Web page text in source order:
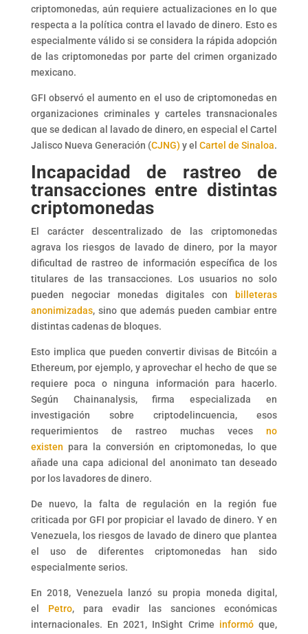
criptomonedas, aún requiere actualizaciones en lo que
respecta a la política contra el lavado de dinero. Esto es
especialmente válido si se considera la rápida adopción
de las criptomonedas por parte del crimen organizado
mexicano.
GFI observó el aumento en el uso de criptomonedas en
organizaciones criminales y carteles transnacionales
que se dedican al lavado de dinero, en especial el Cartel
Jalisco Nueva Generación (CJNG) y el Cartel de Sinaloa.
Incapacidad de rastreo de
transacciones entre distintas
criptomonedas
El carácter descentralizado de las criptomonedas
agrava los riesgos de lavado de dinero, por la mayor
dificultad de rastreo de información específica de los
titulares de las transacciones. Los usuarios no solo
pueden negociar monedas digitales con
billeteras
anonimizadas, sino que además pueden cambiar entre
distintas cadenas de bloques.
Esto implica que pueden convertir divisas de Bitcóin a
Ethereum, por ejemplo, y aprovechar el hecho de que se
requiere poca o ninguna información para hacerlo.
Según Chainanalysis, firma especializada en
investigación sobre criptodelincuencia, esos
requerimientos de rastreo muchas vecesno
existen para la conversión en criptomonedas, lo que
añade una capa adicional del anonimato tan deseado
por los lavadores de dinero.
De nuevo, la falta de regulación en la región fue
criticada por GFI por propiciar el lavado de dinero. Y en
Venezuela, los riesgos de lavado de dinero que plantea
el uso de diferentes criptomonedas han sido
especialmente serios.
En 2018, Venezuela lanzó su propia moneda digital,
el Petro, para evadir las sanciones económicas
internacionales. En 2021, InSight Crime informóque,